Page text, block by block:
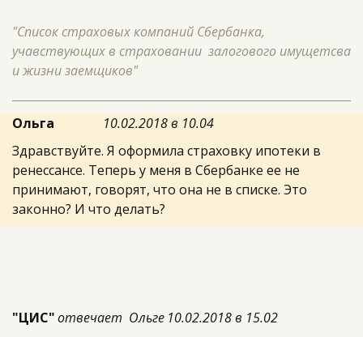
"Список страховых компаний Сбербанка,
учавствующих в страховании  залогового имущетсва
и жизни заемщиков"
Ольга
10.02.2018 в 10.04
Здравствуйте. Я оформила страховку ипотеки в
ренессансе. Теперь у меня в Сбербанке ее не
принимают, говорят, что она не в списке. Это
законно? И что делать?
"ЦИС"отвечает  Ольге 10.02.2018 в 15.02